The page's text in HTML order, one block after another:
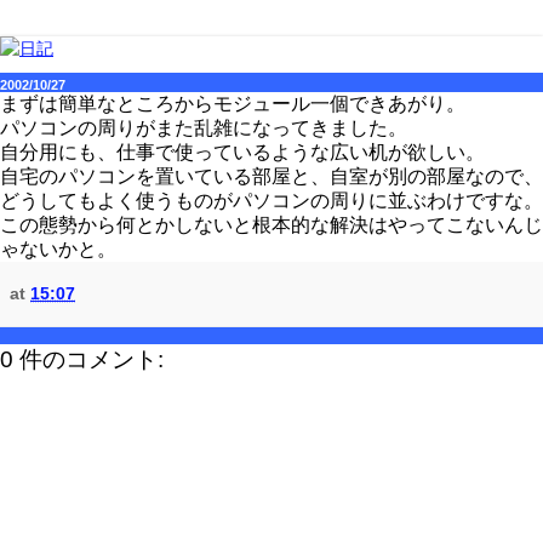
2002/10/27
まずは簡単なところからモジュール一個できあがり。
パソコンの周りがまた乱雑になってきました。
自分用にも、仕事で使っているような広い机が欲しい。
自宅のパソコンを置いている部屋と、自室が別の部屋なので、
どうしてもよく使うものがパソコンの周りに並ぶわけですな。
この態勢から何とかしないと根本的な解決はやってこないんじ
ゃないかと。
at 15:07
0 件のコメント: